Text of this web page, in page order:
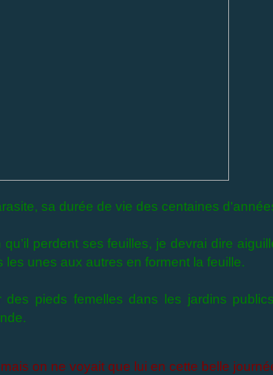
, sa durée de vie des centaines
perdent ses feuilles, je devrai dire
unes aux autres en forment la feuille.
des pieds femelles dans les jardins
on ne voyait que lui en cette belle